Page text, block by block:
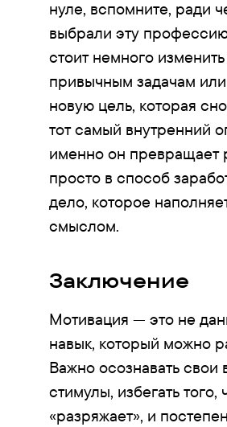
нуле, вспомните, ради
выбрали эту
стоит немного
привычным задачам или
новую цель, которая
тот самый внутренний
именно он превращает
просто в способ
дело, которое
смыслом.
Заключение
Мотивация — это не
навык, который можно
Важно осознавать свои
стимулы, избегать того,
«разряжает», и